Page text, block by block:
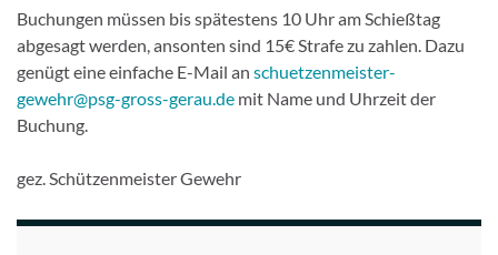
Buchungen müssen bis spätestens 10 Uhr am Schießtag
abgesagt werden, ansonten sind 15€ Strafe zu zahlen. Dazu
genügt eine einfache E-Mail an schuetzenmeister-
gewehr@psg-gross-gerau.de mit Name und Uhrzeit der
Buchung.
gez. Schützenmeister Gewehr